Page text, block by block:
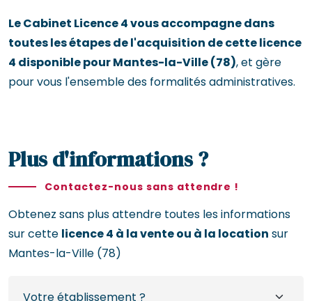
Le Cabinet Licence 4 vous accompagne dans
toutes les étapes de l'acquisition de cette licence
4 disponible pour Mantes-la-Ville (78), et gère
pour vous l'ensemble des formalités administratives.
Plus d'informations ?
Contactez-nous sans attendre !
Obtenez sans plus attendre toutes les informations
sur cette licence 4 à la vente ou à la location sur
Mantes-la-Ville (78)